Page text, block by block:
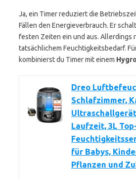
Ja, ein Timer reduziert die
Fällen den Energieverbrauch. Er
festen Zeiten ein und aus. Allerdings
tatsächlichem Feuchtigkeitsbedarf.
kombinierst du Timer mit einem
Dreo
Schlafzimmer,
Laufzeit, 3L
für Babys,
Pflanzen und